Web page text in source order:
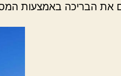
את הבריכה באמצעות